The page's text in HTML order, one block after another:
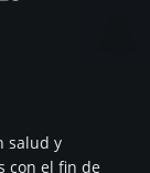
salud y
con el fin de